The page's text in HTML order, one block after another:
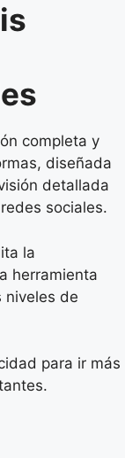
completa y
diseñada
detallada
sociales.
la
herramienta
niveles de
para ir más